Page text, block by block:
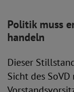
Politik muss
handeln
Dieser
Sicht des